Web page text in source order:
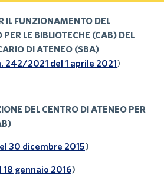
IL FUNZIONAMENTO DEL
LE BIBLIOTECHE (CAB) DEL
DI ATENEO (SBA)
242/2021 del 1 aprile 2021)
DEL CENTRO DI ATENEO PER
30 dicembre 2015)
18 gennaio 2016)